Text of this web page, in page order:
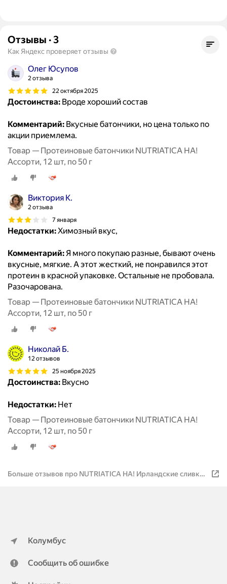
Отзывы · 3
Как Яндекс проверяет отзывы
Олег Юсупов
2 отзыва
22 октября 2025
Достоинства: Вроде хороший состав
Комментарий: Вкусные батончики, но цена только по
акции приемлема.
Товар — Протеиновые батончики NUTRIATICA HA!
Ассорти, 12 шт, по 50 г
Виктория К.
2 отзыва
7 января
Недостатки:Химозный вкус,
Комментарий:Я много покупаю разные, бывают очень
вкусные, мягкие. А этот жесткий, не понравился этот
протеин в красной упаковке. Остальные не пробовала.
Разочарована.
Товар — Протеиновые батончики NUTRIATICA HA!
Ассорти, 12 шт, по 50 г
Николай Б.
12 отзывов
25 ноября 2025
Достоинства: Вкусно
Недостатки: Нет
Товар — Протеиновые батончики NUTRIATICA HA!
Ассорти, 12 шт, по 50 г
Больше отзывов про NUTRIATICA HA! Ирландские сливки,
Колумбус
Сообщить об ошибке